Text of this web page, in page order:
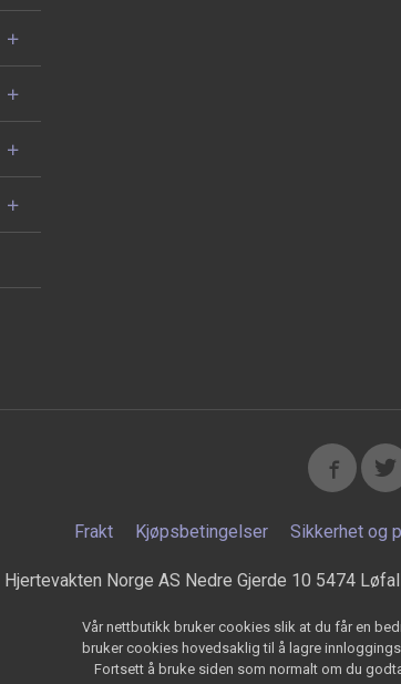
Frakt Kjøpsbetingelser Sikkerhet og
Hjertevakten Norge AS Nedre Gjerde 10 5474
Vår nettbutikk bruker cookies slik at du får en
bruker cookies hovedsaklig til å lagre
Fortsett å bruke siden som normalt om du